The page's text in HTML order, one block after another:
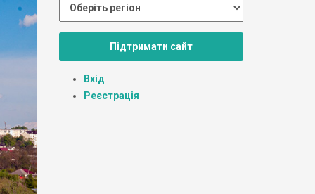
Підтримати сайт
Вхід
Реєстрація